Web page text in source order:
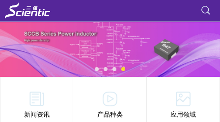
新闻资讯 产品种类 应用领域